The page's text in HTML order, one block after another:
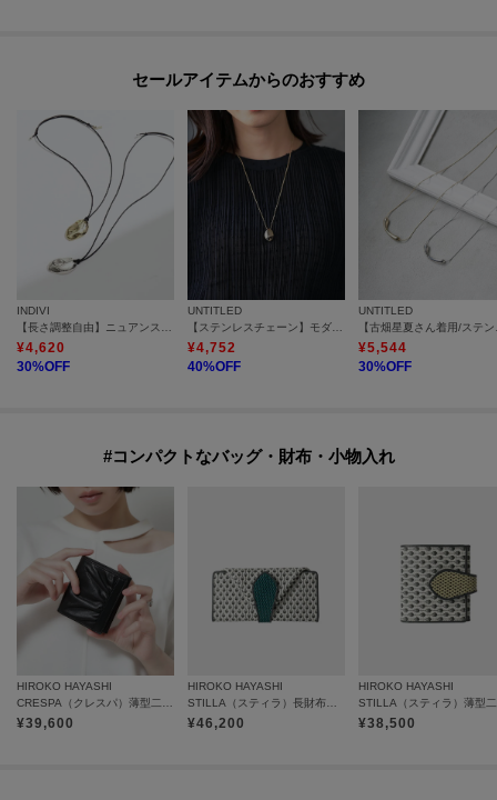
セールアイテムからのおすすめ
INDIVI
¥4,620
30%OFF
UNTITLED
¥4,752
40%OFF
UNTITLED
¥5,544
30%OFF
#コンパクトなバッグ・財布・小物入れ
HIROKO HAYASHI
¥39,600
HIROKO HAYASHI
¥46,200
HIROKO HAYASHI
¥38,500